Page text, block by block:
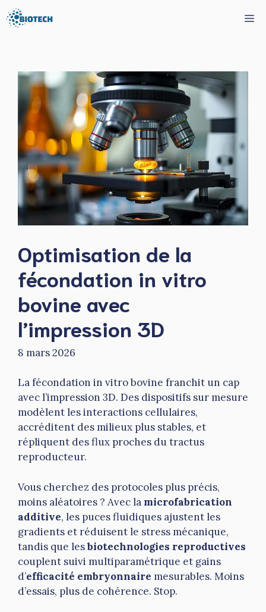
Aller
au
Optimisation de la
fécondation in vitro
bovine avec
l’impression 3D
8 mars 2026
La fécondation in vitro bovine franchit un cap
avec l’impression 3D. Des dispositifs sur mesure
modèlent les interactions cellulaires,
accréditent des milieux plus stables, et
répliquent des flux proches du tractus
reproducteur.
Vous cherchez des protocoles plus précis,
moins aléatoires ? Avec la microfabrication
additive, les puces fluidiques ajustent les
gradients et réduisent le stress mécanique,
tandis que lesbiotechnologies reproductives
couplent suivi multiparamétrique et gains
d’efficacité embryonnaire mesurables. Moins
d’essais, plus de cohérence. Stop.